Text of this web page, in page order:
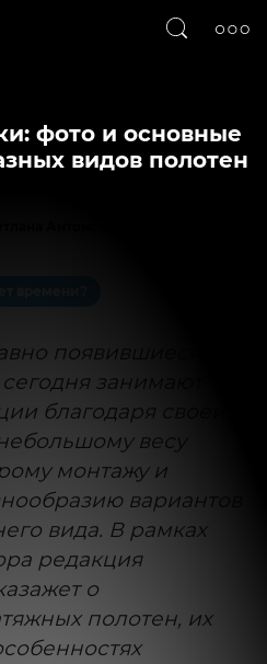
фото и основные
видов полотен
появившиеся
занимают
благодаря своей
весу
монтажу и
вариантов
вида. В рамках
редакция
о
полотен, их